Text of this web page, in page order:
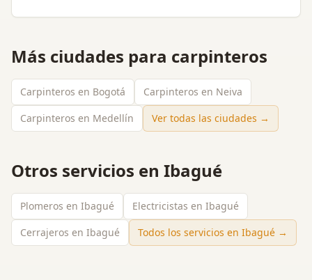
Más ciudades para carpinteros
Carpinteros en Bogotá
Carpinteros en Neiva
Carpinteros en Medellín
Ver todas las ciudades →
Otros servicios en Ibagué
Plomeros en Ibagué
Electricistas en Ibagué
Cerrajeros en Ibagué
Todos los servicios en Ibagué →